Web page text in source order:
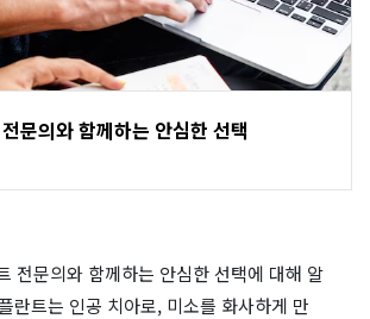
문의와 함께하는 안심한 선택
문의와 함께하는 안심한 선택에 대해 알
란트는 인공 치아로, 미소를 화사하게 만